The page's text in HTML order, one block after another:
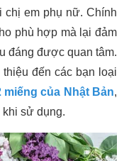
em phụ nữ. Chính
phù hợp mà lại đảm
đáng được quan tâm.
đến các bạn loại
của Nhật Bản,
sử dụng.